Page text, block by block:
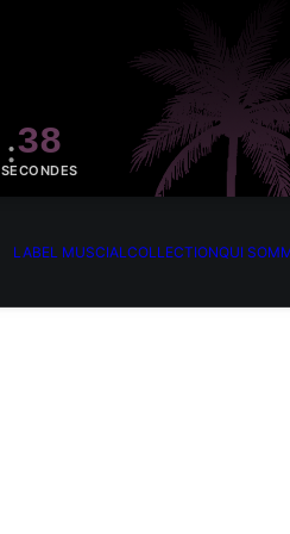
37
SECONDES
LABEL MUSCIALCOLLECTIONQUI